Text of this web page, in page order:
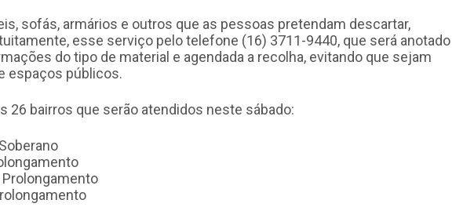
sofás, armários e outros que as pessoas pretendam descartar,
esse serviço pelo telefone (16) 3711-9440, que será anotado
do tipo de material e agendada a recolha, evitando que sejam
espaços públicos.
26 bairros que serão atendidos neste sábado:
Prolongamento